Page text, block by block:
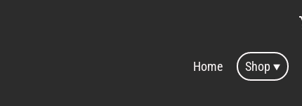
Home Shop